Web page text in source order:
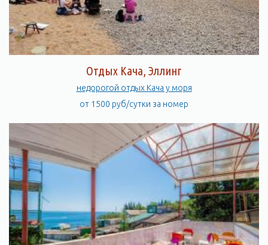
Отдых Кача, Эллинг
недорогой отдых Кача у моря
от 1500 руб/сутки за номер